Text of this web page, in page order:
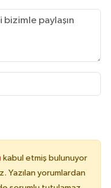
kabul etmiş bulunuyor
Yazılan yorumlardan